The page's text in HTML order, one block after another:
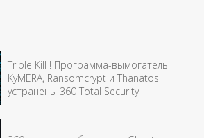
Triple Kill ! Программа-вымогатель
KyMERA, Ransomcrypt и Thanatos
устранены 360 Total Security